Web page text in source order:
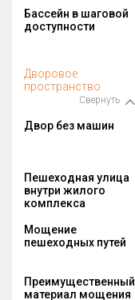
Бассейн в шаговой
доступности
Дворовое
пространство
Свернуть
Двор без машин
Пешеходная улица
внутри жилого
комплекса
Мощение
пешеходных путей
Преимущественный
материал мощения